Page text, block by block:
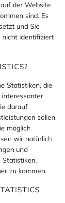
der Website
sind. Es
und Sie
nicht identifiziert
Statistiken, die
interessanter
darauf
sollen
möglich
wir natürlich
und
Statistiken,
zu kommen.